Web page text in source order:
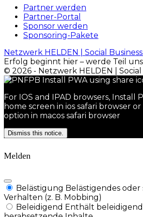
Partner werden
Partner-Portal
Sponsor werden
Sponsoring-Pakete
Netzwerk HELDEN | Social
Erfolg beginnt hier – werde Teil
© 2026 - Netzwerk HELDEN | Social
For IOS and IPAD browsers, Install
home screen in ios safari browser
option in macos safari browser
Dismiss this notice.
Melden
Belästigung Belästigendes
Verhalten (z. B. Mobbing)
Beleidigend Enthält